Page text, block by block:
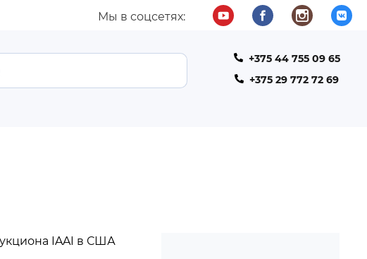
Мы в соцсетях:
ТЕЛЕФОН
+375 44 755 09 65
+375 29 772 72 69
IAAI в США